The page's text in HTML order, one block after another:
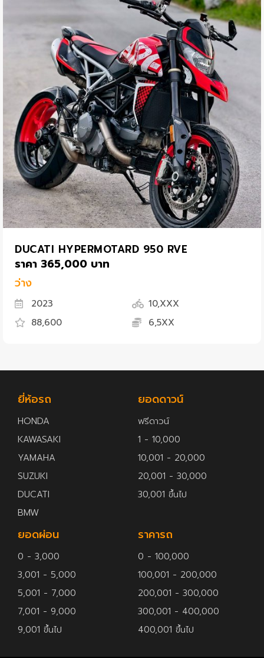
DUCATI HYPERMOTARD 950 RVE
ราคา 365,000 บาท
ว่าง
2023
10,XXX
88,600
6,5XX
ยี่ห้อรถ
HONDA
KAWASAKI
YAMAHA
SUZUKI
DUCATI
BMW
ยอดดาวน์
ฟรีดาวน์
1 - 10,000
10,001 - 20,000
20,001 - 30,000
30,001 ขึ้นไป
ยอดผ่อน
0 - 3,000
3,001 - 5,000
5,001 - 7,000
7,001 - 9,000
9,001 ขึ้นไป
ราคารถ
0 - 100,000
100,001 - 200,000
200,001 - 300,000
300,001 - 400,000
400,001 ขึ้นไป